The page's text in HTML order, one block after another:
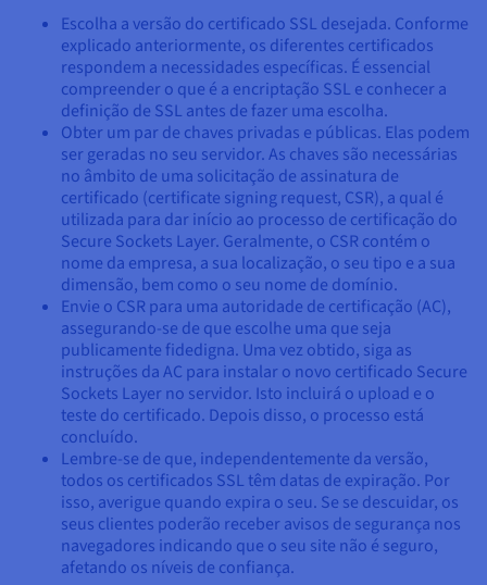
Escolha a versão do certificado SSL desejada. Conforme
explicado anteriormente, os diferentes certificados
respondem a necessidades específicas. É essencial
compreender o que é a encriptação SSL e conhecer a
definição de SSL antes de fazer uma escolha.
Obter um par de chaves privadas e públicas. Elas podem
ser geradas no seu servidor. As chaves são necessárias
no âmbito de uma solicitação de assinatura de
certificado (certificate signing request, CSR), a qual é
utilizada para dar início ao processo de certificação do
Secure Sockets Layer. Geralmente, o CSR contém o
nome da empresa, a sua localização, o seu tipo e a sua
dimensão, bem como o seu nome de domínio.
Envie o CSR para uma autoridade de certificação (AC),
assegurando-se de que escolhe uma que seja
publicamente fidedigna. Uma vez obtido, siga as
instruções da AC para instalar o novo certificado Secure
Sockets Layer no servidor. Isto incluirá o upload e o
teste do certificado. Depois disso, o processo está
concluído.
Lembre-se de que, independentemente da versão,
todos os certificados SSL têm datas de expiração. Por
isso, averigue quando expira o seu. Se se descuidar, os
seus clientes poderão receber avisos de segurança nos
navegadores indicando que o seu site não é seguro,
afetando os níveis de confiança.